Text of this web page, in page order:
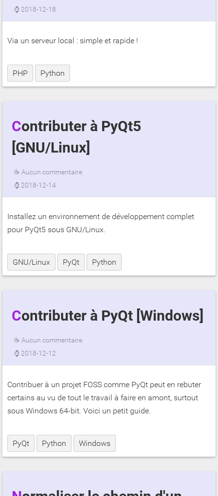
⌚ 2018-12-18
Via un serveur local : simple et rapide !
PHP Python
Contributer à PyQt5
[GNU/Linux]
☕ Aucun commentaire
⌚ 2018-12-14
Installez un environnement de développement complet
pour PyQt5 sous GNU/Linux.
GNU/Linux PyQt Python
Contributer à PyQt [Windows]
☕ Aucun commentaire
⌚ 2018-12-12
Contribuer à un projet FOSS comme PyQt peut en rebuter
certains au vu de tout le travail à faire en amont, surtout
sous Windows 64-bit. Voici un petit guide.
PyQt Python Windows